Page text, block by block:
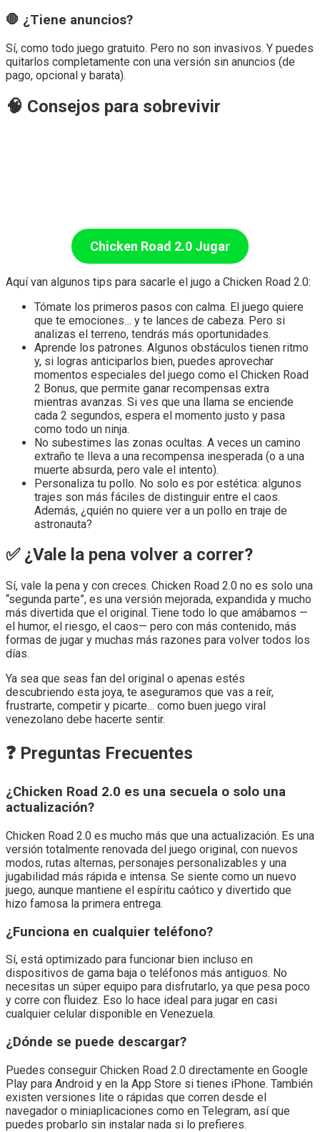
🛑 ¿Tiene anuncios?
Sí, como todo juego gratuito. Pero no son invasivos. Y puedes
quitarlos completamente con una versión sin anuncios (de
pago, opcional y barata).
🧠 Consejos para sobrevivir
Chicken Road 2.0 Jugar
Aquí van algunos tips para sacarle el jugo a Chicken Road 2.0:
Tómate los primeros pasos con calma. El juego quiere
que te emociones… y te lances de cabeza. Pero si
analizas el terreno, tendrás más oportunidades.
Aprende los patrones. Algunos obstáculos tienen ritmo
y, si logras anticiparlos bien, puedes aprovechar
momentos especiales del juego como el Chicken Road
2 Bonus, que permite ganar recompensas extra
mientras avanzas. Si ves que una llama se enciende
cada 2 segundos, espera el momento justo y pasa
como todo un ninja.
No subestimes las zonas ocultas. A veces un camino
extraño te lleva a una recompensa inesperada (o a una
muerte absurda, pero vale el intento).
Personaliza tu pollo. No solo es por estética: algunos
trajes son más fáciles de distinguir entre el caos.
Además, ¿quién no quiere ver a un pollo en traje de
astronauta?
✅ ¿Vale la pena volver a correr?
Sí, vale la pena y con creces. Chicken Road 2.0 no es solo una
“segunda parte”, es una versión mejorada, expandida y mucho
más divertida que el original. Tiene todo lo que amábamos —
el humor, el riesgo, el caos— pero con más contenido, más
formas de jugar y muchas más razones para volver todos los
días.
Ya sea que seas fan del original o apenas estés
descubriendo esta joya, te aseguramos que vas a reír,
frustrarte, competir y picarte… como buen juego viral
venezolano debe hacerte sentir.
❓ Preguntas Frecuentes
¿Chicken Road 2.0 es una secuela o solo una
actualización?
Chicken Road 2.0 es mucho más que una actualización. Es una
versión totalmente renovada del juego original, con nuevos
modos, rutas alternas, personajes personalizables y una
jugabilidad más rápida e intensa. Se siente como un nuevo
juego, aunque mantiene el espíritu caótico y divertido que
hizo famosa la primera entrega.
¿Funciona en cualquier teléfono?
Sí, está optimizado para funcionar bien incluso en
dispositivos de gama baja o teléfonos más antiguos. No
necesitas un súper equipo para disfrutarlo, ya que pesa poco
y corre con fluidez. Eso lo hace ideal para jugar en casi
cualquier celular disponible en Venezuela.
¿Dónde se puede descargar?
Puedes conseguir Chicken Road 2.0 directamente en Google
Play para Android y en la App Store si tienes iPhone. También
existen versiones lite o rápidas que corren desde el
navegador o miniaplicaciones como en Telegram, así que
puedes probarlo sin instalar nada si lo prefieres.